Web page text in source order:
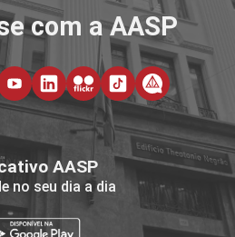
com a AASP
AASP
no seu dia a dia